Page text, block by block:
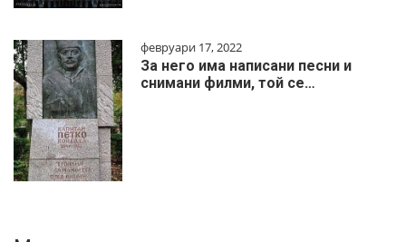
февруари 17, 2022
За него има написани песни и
снимани филми, той се…